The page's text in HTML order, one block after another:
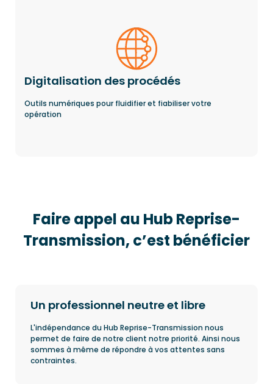
Digitalisation des procédés
Outils numériques pour fluidifier et fiabiliser votre
opération
Faire appel au Hub Reprise-
Transmission, c’est bénéficier
Un professionnel neutre et libre
L'indépendance du Hub Reprise-Transmission nous
permet de faire de notre client notre priorité. Ainsi nous
sommes à même de répondre à vos attentes sans
contraintes.